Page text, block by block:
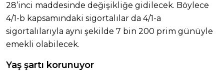
28’inci maddesinde değişikliğe gidilecek. Böylece
4/1-b kapsamındaki sigortalılar da 4/1-a
sigortalılarıyla aynı şekilde 7 bin 200 prim günüyle
emekli olabilecek.
Yaş şartı korunuyor